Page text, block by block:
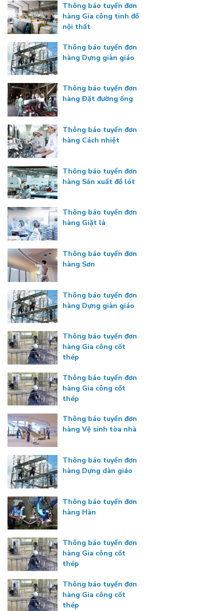
Thông báo tuyển đơn
hàng Gia công tinh đồ
nội thất
Thông báo tuyển đơn
hàng Dựng giàn giáo
Thông báo tuyển đơn
hàng Đặt đường ống
Thông báo tuyển đơn
hàng Cách nhiệt
Thông báo tuyển đơn
hàng Sản xuất đồ lót
Thông báo tuyển đơn
hàng Giặt là
Thông báo tuyển đơn
hàng Sơn
Thông báo tuyển đơn
hàng Dựng giàn giáo
Thông báo tuyển đơn
hàng Gia công cốt
thép
Thông báo tuyển đơn
hàng Gia công cốt
thép
Thông báo tuyển đơn
hàng Vệ sinh tòa nhà
Thông báo tuyển đơn
hàng Dựng dàn giáo
Thông báo tuyển đơn
hàng Hàn
Thông báo tuyển đơn
hàng Gia công cốt
thép
Thông báo tuyển đơn
hàng Gia công cốt
thép